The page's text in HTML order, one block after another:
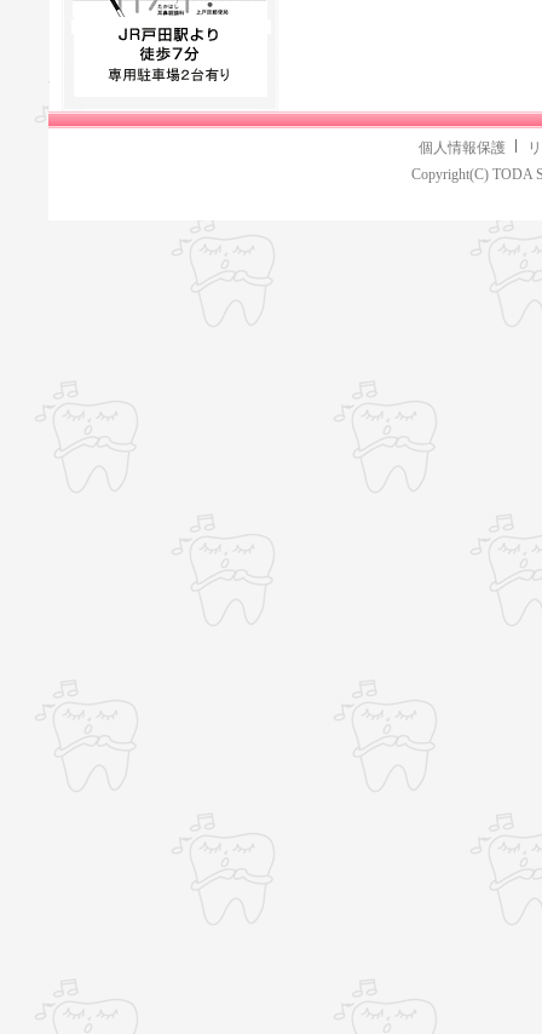
個人情報保護
Copyright(C) TODA